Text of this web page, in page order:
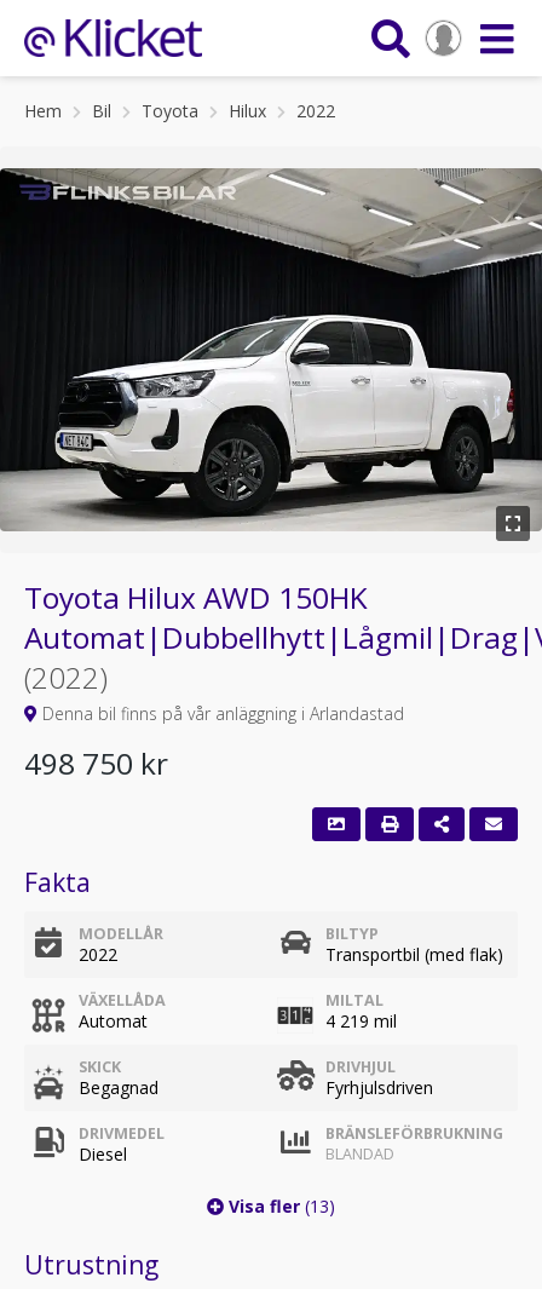
Hem Bil Toyota Hilux 2022
Toyota Hilux AWD 150HK
(2022)
Denna bil finns på vår anläggning i Arlandastad
498 750 kr
Fakta
MODELLÅR
2022
BILTYP
Transportbil (med flak)
VÄXELLÅDA
Automat
MILTAL
4 219 mil
SKICK
Begagnad
DRIVHJUL
Fyrhjulsdriven
DRIVMEDEL
Diesel
BRÄNSLEFÖRBRUKNING
BLANDAD
Visa fler (13)
Utrustning